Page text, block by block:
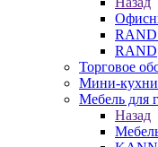
RAND
RAND
Торговое
Мини-кухни
Мебель для
Назад